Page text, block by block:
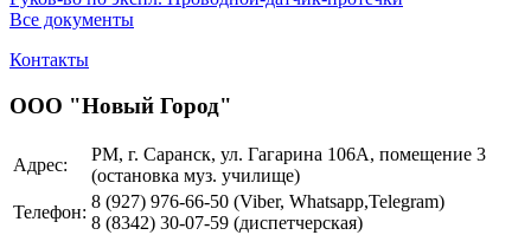
Все документы
Контакты
ООО "Новый Город"
Адрес:
РМ, г. Саранск, ул. Гагарина 106А, помещение 3
(остановка муз. училище)
Телефон:
8 (927) 976-66-50 (Viber, Whatsapp,Telegram)
8 (8342) 30-07-59 (диспетчерская)